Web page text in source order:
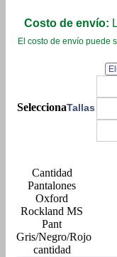
Costo de envío:
El costo de envío puede
Tallas
Pantalones
Oxford
Rockland MS
Pant
Gris/Negro/Rojo
cantidad